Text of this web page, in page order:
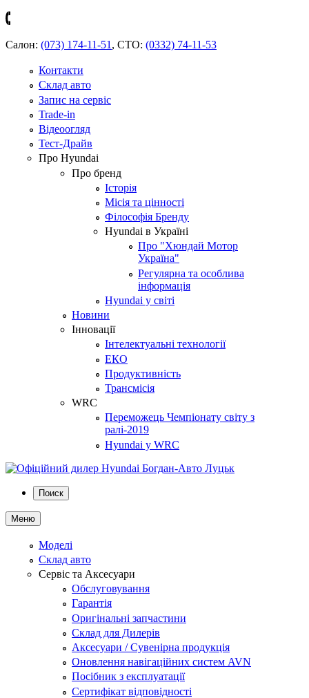
Салон: (073) 174-11-51 , СТО: (0332) 74-11-53
Контакти
Склад авто
Запис на сервіс
Trade-in
Відеоогляд
Тест-Драйв
Про Hyundai
Про бренд
Історія
Місія та цінності
Філософія Бренду
Hyundai в Україні
Про "Хюндай Мотор
Україна"
Регулярна та особлива
інформація
Hyundai у світі
Новини
Інновації
Інтелектуальні технології
ЕКО
Продуктивність
Трансмісія
WRC
Переможець Чемпіонату світу з
ралі-2019
Hyundai у WRC
Поиск
Меню
Моделі
Склад авто
Сервіс та Аксесуари
Обслуговування
Гарантія
Оригінальні запчастини
Склад для Дилерів
Аксесуари / Сувенірна продукція
Оновлення навігаційних систем AVN
Посібник з експлуатації
Сертифікат відповідності